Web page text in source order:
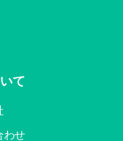
て
わせ